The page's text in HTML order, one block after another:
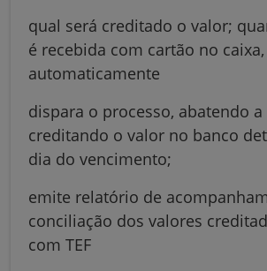
qual será creditado o valor;
é recebida com cartão no
automaticamente
dispara o processo, abatendo a
creditando o valor no banco
dia do vencimento;
emite relatório de
conciliação dos valores
com TEF